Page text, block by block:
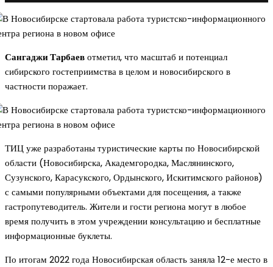
Сангаджи Тарбаевотметил, что масштаб и потенциал
сибирского гостеприимства в целом и новосибирского в
частности поражает.
ТИЦ уже разработаны туристические карты по Новосибирской
области (Новосибирска, Академгородка, Маслянинского,
Сузунского, Карасукского, Ордынского, Искитимского районов)
с самыми популярными объектами для посещения, а также
гастропутеводитель. Жители и гости региона могут в любое
время получить в этом учреждении консультацию и бесплатные
информационные буклеты.
По итогам 2022 года Новосибирская область заняла 12-е место в